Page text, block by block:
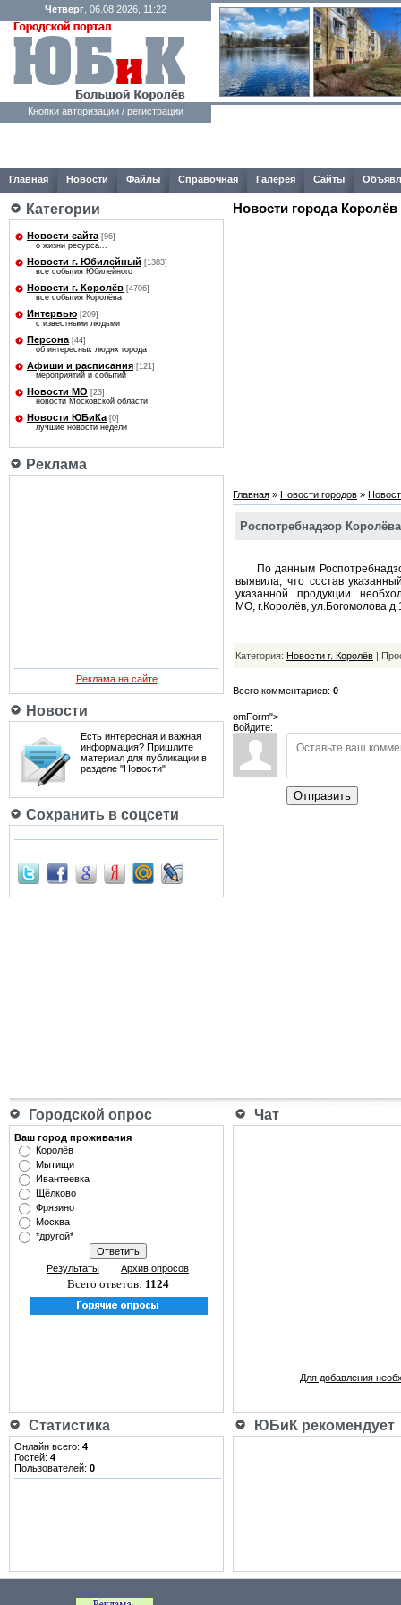
Четверг , 06.08.2026, 11:22
Кнопки авторизации / регистрации
Главная Новости Файлы Справочная Галерея Сайты
Категории
Новости сайта [96]
о жизни ресурса...
Новости г. Юбилейный [1383]
все события Юбилейного
Новости г. Королёв [4706]
все события Королёва
Интервью [209]
с известными людьми
Персона [44]
об интересных людях города
Афиши и расписания [121]
мероприятий и событий
Новости МО [23]
новости Московской области
Новости ЮБиКа [0]
лучшие новости недели
Реклама
Реклама на сайте
Новости
Есть интересная и важная
информация? Пришлите
материал для публикации в
разделе "Новости"
Сохранить в соцсети
Новости города Королёв
Главная » Новости городов »
Роспотребнадзор
По данным
выявила, что состав
указанной продукции
МО, г.Королёв, ул.Богомолова
Категория: Новости г. Королёв |
Всего комментариев: 0
omForm">
Войдите:
Отправить
Городской опрос Чат
Ваш город проживания
Королёв
Мытищи
Ивантеевка
Щёлково
Фрязино
Москва
*другой*
Результаты Архив опросов
Всего ответов: 1124
Для добавления
Статистика ЮБиК рекомендует
Онлайн всего: 4
Гостей: 4
Пользователей: 0